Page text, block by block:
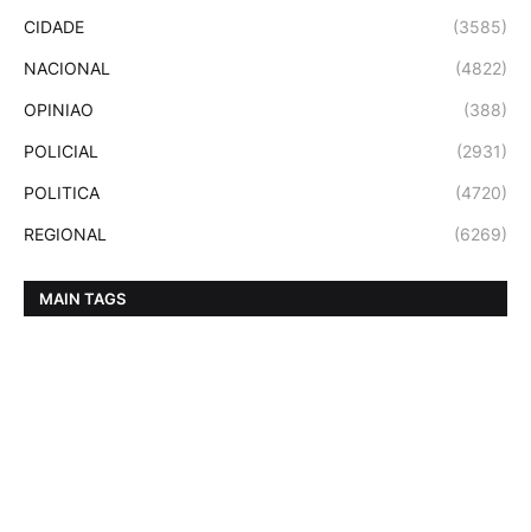
CIDADE (3585)
NACIONAL (4822)
OPINIAO (388)
POLICIAL (2931)
POLITICA (4720)
REGIONAL (6269)
MAIN TAGS